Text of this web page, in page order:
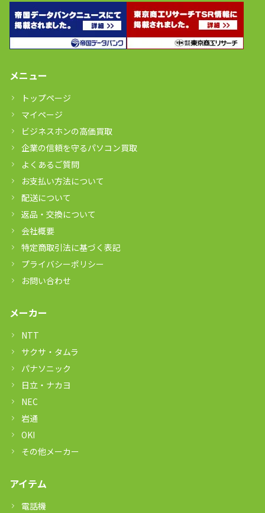
メニュー
トップページ
マイページ
ビジネスホンの高価買取
企業の信頼を守るパソコン買取
よくあるご質問
お支払い方法について
配送について
返品・交換について
会社概要
特定商取引法に基づく表記
プライバシーポリシー
お問い合わせ
メーカー
NTT
サクサ・タムラ
パナソニック
日立・ナカヨ
NEC
岩通
OKI
その他メーカー
アイテム
電話機